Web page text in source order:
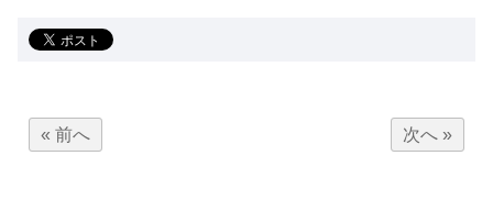
« 前へ 次へ »